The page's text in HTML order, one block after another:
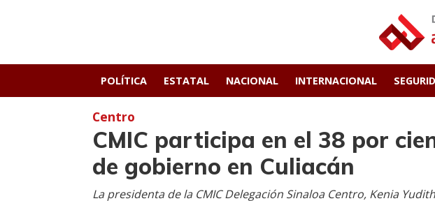
POLÍTICA ESTATAL NACIONAL INTERNACIONAL
Centro
CMIC participa en el 38 por
de gobierno en Culiacán
La presidenta de la CMIC Delegación Sinaloa Centro, Kenia